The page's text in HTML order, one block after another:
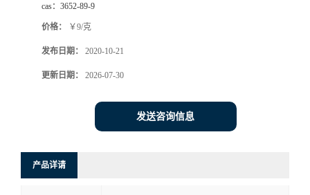
cas： 3652-89-9
价格： ￥9/克
发布日期： 2020-10-21
更新日期： 2026-07-30
发送咨询信息
产品详请